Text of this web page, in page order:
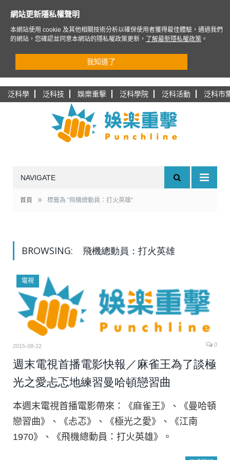
泛科學 泛科技 娛樂重擊 泛科學院 泛科活動 泛科市
NAVIGATE
首頁 » 標籤為 "飛機總動員：打火英雄"
BROWSING: 飛機總動員：打火英雄
電視
2015-08-22 0
週末電視首播電影快報／麻雀王為了談極
光之愛忐忑地練習曼哈頓戀習曲
本週末電視首播電影帶來：《麻雀王》、《曼哈頓
戀習曲》、《忐忑》、《極光之愛》、《江南
1970》、《飛機總動員：打火英雄》。
網站更新隱私權聲明
本網站使用 cookie 及其他相關技術分析以確保使用者獲得最佳體驗，通過我們
的網站，您確認並同意本網站的隱私權政策更新，
了解最新隱私權政策 。
我知道了